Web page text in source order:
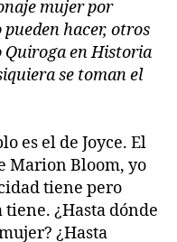
mujer por
hacer, otros
en Historia
se toman el
es el de Joyce. El
Marion Bloom, yo
tiene pero
¿Hasta dónde
¿Hasta